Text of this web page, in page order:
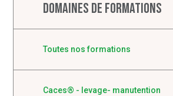
Domaines de formations
Toutes nos formations
Caces® - levage- manutention